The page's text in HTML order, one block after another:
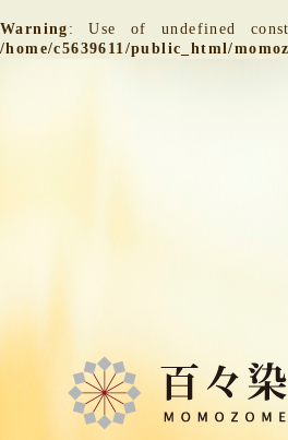
Warning : Use of undefined
/home/c5639611/public_html/